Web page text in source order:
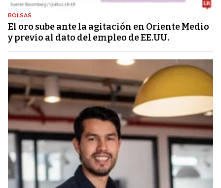
BOLSAS
El oro sube ante la agitación en Oriente Medio
y previo al dato del empleo de EE.UU.